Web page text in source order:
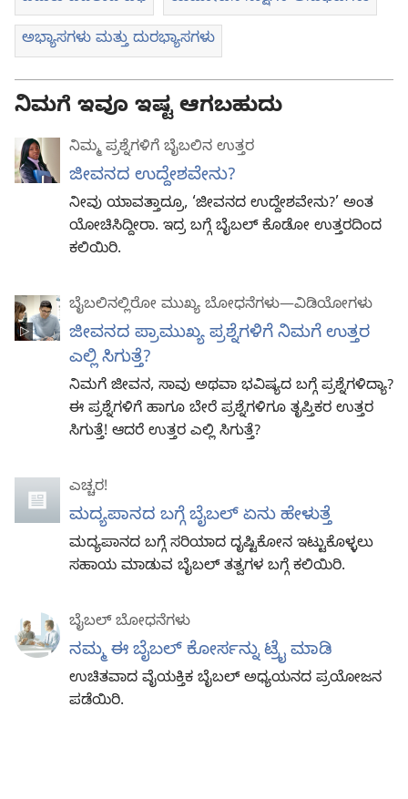
ಅಭ್ಯಾಸಗಳು ಮತ್ತು ದುರಭ್ಯಾಸಗಳು
ನಿಮಗೆ ಇವೂ ಇಷ್ಟ ಆಗಬಹುದು
ನಿಮ್ಮ ಪ್ರಶ್ನೆಗಳಿಗೆ ಬೈಬಲಿನ ಉತ್ತರ
ಜೀವನದ ಉದ್ದೇಶವೇನು?
ನೀವು ಯಾವತ್ತಾದ್ರೂ, ‘ಜೀವನದ ಉದ್ದೇಶವೇನು?’ ಅಂತ
ಯೋಚಿಸಿದ್ದೀರಾ. ಇದ್ರ ಬಗ್ಗೆ ಬೈಬಲ್‌ ಕೊಡೋ ಉತ್ತರದಿಂದ
ಕಲಿಯಿರಿ.
ಬೈಬಲಿನಲ್ಲಿರೋ ಮುಖ್ಯ ಬೋಧನೆಗಳು—ವಿಡಿಯೋಗಳು
ಜೀವನದ ಪ್ರಾಮುಖ್ಯ ಪ್ರಶ್ನೆಗಳಿಗೆ ನಿಮಗೆ ಉತ್ತರ
ಎಲ್ಲಿ ಸಿಗುತ್ತೆ?
ನಿಮಗೆ ಜೀವನ, ಸಾವು ಅಥವಾ ಭವಿಷ್ಯದ ಬಗ್ಗೆ ಪ್ರಶ್ನೆಗಳಿದ್ಯಾ?
ಈ ಪ್ರಶ್ನೆಗಳಿಗೆ ಹಾಗೂ ಬೇರೆ ಪ್ರಶ್ನೆಗಳಿಗೂ ತೃಪ್ತಿಕರ ಉತ್ತರ
ಸಿಗುತ್ತೆ! ಆದರೆ ಉತ್ತರ ಎಲ್ಲಿ ಸಿಗುತ್ತೆ?
ಎಚ್ಚರ!
ಮದ್ಯಪಾನದ ಬಗ್ಗೆ ಬೈಬಲ್‌ ಏನು ಹೇಳುತ್ತೆ
ಮದ್ಯಪಾನದ ಬಗ್ಗೆ ಸರಿಯಾದ ದೃಷ್ಟಿಕೋನ ಇಟ್ಟುಕೊಳ್ಳಲು
ಸಹಾಯ ಮಾಡುವ ಬೈಬಲ್‌ ತತ್ವಗಳ ಬಗ್ಗೆ ಕಲಿಯಿರಿ.
ಬೈಬಲ್‌ ಬೋಧನೆಗಳು
ನಮ್ಮ ಈ ಬೈಬಲ್‌ ಕೋರ್ಸನ್ನು ಟ್ರೈ ಮಾಡಿ
ಉಚಿತವಾದ ವೈಯಕ್ತಿಕ ಬೈಬಲ್‌ ಅಧ್ಯಯನದ ಪ್ರಯೋಜನ
ಪಡೆಯಿರಿ.